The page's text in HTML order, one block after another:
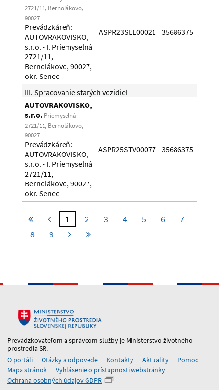
2721/11, Bernolákovo,
90027
Prevádzkáreň:
AUTOVRAKOVISKO,
s.r.o. - I. Priemyselná
2721/11,
Bernolákovo, 90027,
okr. Senec
ASPR23SEL00021 35686375
III. Spracovanie starých vozidiel
AUTOVRAKOVISKO,
s.r.o. Priemyselná
2721/11, Bernolákovo,
90027
Prevádzkáreň:
AUTOVRAKOVISKO,
s.r.o. - I. Priemyselná
2721/11,
Bernolákovo, 90027,
okr. Senec
ASPR25STV00077 35686375
1 2 3 4 5 6
7
8
9
Prevádzkovateľom a správcom služby je Ministerstvo životného
prostredia SR.
O portáli
Otázky a odpovede Kontakty Aktuality
Pomoc
Mapa stránok
Vyhlásenie o prístupnosti webstránky
Ochrana osobných údajov GDPR